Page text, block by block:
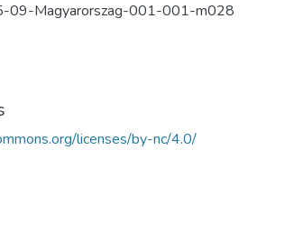
Magyarorszag-001-001-m028
licenses/by-nc/4.0/